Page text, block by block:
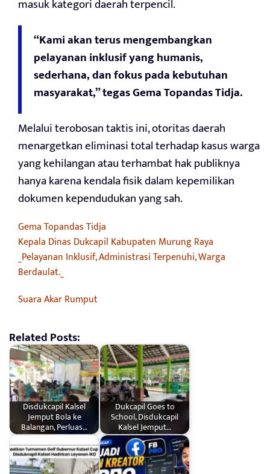
masuk kategori daerah terpencil.
“Kami akan terus mengembangkan
pelayanan inklusif yang humanis,
sederhana, dan fokus pada kebutuhan
masyarakat,” tegas Gema Topandas Tidja.
Melalui terobosan taktis ini, otoritas daerah
menargetkan eliminasi total terhadap kasus warga
yang kehilangan atau terhambat hak publiknya
hanya karena kendala fisik dalam kepemilikan
dokumen kependudukan yang sah.
Gema Topandas Tidja
Kepala Dinas Dukcapil Kabupaten Murung Raya
_Pelayanan Inklusif, Administrasi Terpenuhi, Warga
Berdaulat._
Suara Akar Rumput
Related Posts:
Disdukcapil Kalsel
Jemput Bola ke
Balangan, Perluas…
Dukcapil Goes to
School, Disdukcapil
Kalsel Jemput…